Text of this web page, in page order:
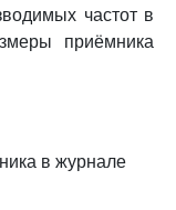
частот в
приёмника
в журнале